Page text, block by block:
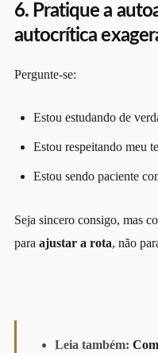
6. Pratique a
autocrítica
Pergunte-se:
Estou estudando de
Estou respeitando meu
Estou sendo paciente
Seja sincero consigo, mas
para ajustar a rota, não
Leia também: